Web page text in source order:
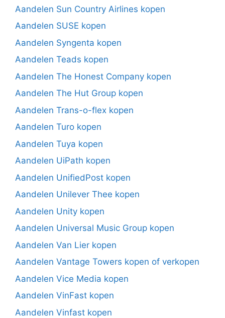
Aandelen Sun Country Airlines kopen
Aandelen SUSE kopen
Aandelen Syngenta kopen
Aandelen Teads kopen
Aandelen The Honest Company kopen
Aandelen The Hut Group kopen
Aandelen Trans-o-flex kopen
Aandelen Turo kopen
Aandelen Tuya kopen
Aandelen UiPath kopen
Aandelen UnifiedPost kopen
Aandelen Unilever Thee kopen
Aandelen Unity kopen
Aandelen Universal Music Group kopen
Aandelen Van Lier kopen
Aandelen Vantage Towers kopen of verkopen
Aandelen Vice Media kopen
Aandelen VinFast kopen
Aandelen Vinfast kopen